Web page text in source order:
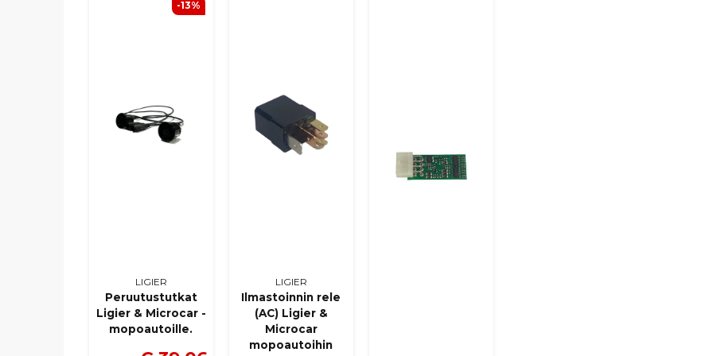
LIGIER
Peruutustutkat
Ligier & Microcar -
mopoautoille.
-13%
LIGIER
Ilmastoinnin rele
(AC) Ligier &
Microcar
mopoautoihin